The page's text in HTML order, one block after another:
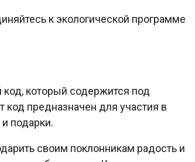
к экологической программе
который содержится под
предназначен для участия в
подарки.
своим поклонникам радость и